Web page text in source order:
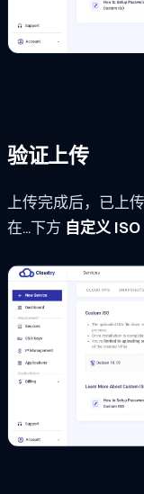
验证上传
上传完成后，已上
在...下方 自定义 ISO